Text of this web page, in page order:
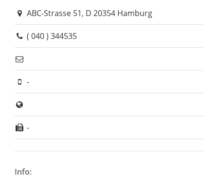
ABC-Strasse 51, D 20354 Hamburg
( 040 ) 344535
-
-
Info: